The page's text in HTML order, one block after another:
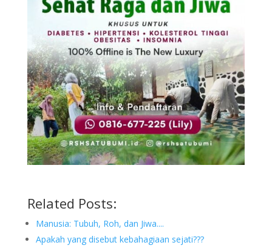
Related Posts:
Manusia: Tubuh, Roh, dan Jiwa....
Apakah yang disebut kebahagiaan sejati???